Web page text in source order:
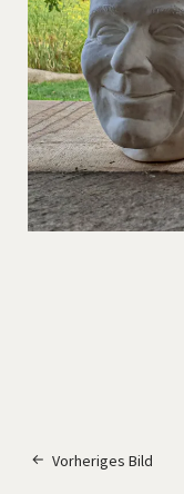
Vorheriges Bild